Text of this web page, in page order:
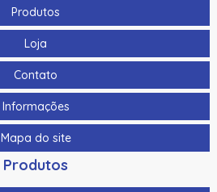
Produtos
Loja
Contato
Informações
Mapa do site
Produtos